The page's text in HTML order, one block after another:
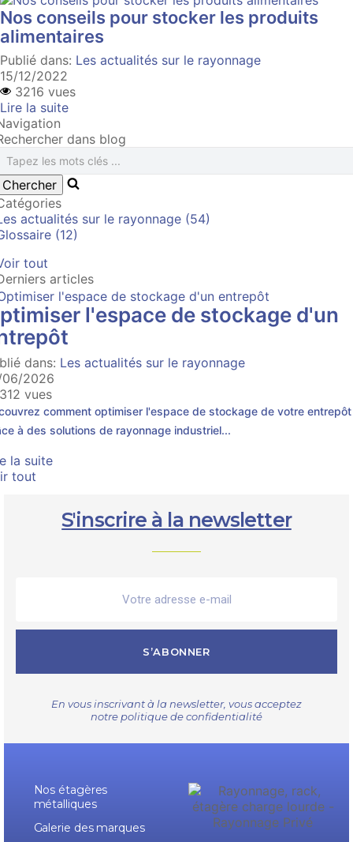
Nos conseils pour stocker les produits
alimentaires
Publié dans: Les actualités sur le rayonnage
15/12/2022
3216 vues
Lire la suite
dans blog
actualités sur le rayonnage (54)
(12)
tout
articles
l'espace de stockage d'un
dans: Les actualités sur le rayonnage
06/2026
312 vues
comment optimiser l'espace de stockage de votre entrepôt
à des solutions de rayonnage industriel...
la suite
tout
S'inscrire à la newsletter
S’ABONNER
En vous inscrivant à la newsletter, vous acceptez
notre politique de confidentialité
Nos étagères
métalliques
Galerie des marques